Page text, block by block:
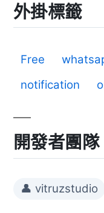
外掛標籤
Free
notification
開發者團隊
👤 vitruzstudio